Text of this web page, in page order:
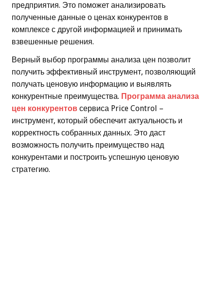
предприятия. Это поможет анализировать
полученные данные о ценах конкурентов в
комплексе с другой информацией и принимать
взвешенные решения.
Верный выбор программы анализа цен позволит
получить эффективный инструмент, позволяющий
получать ценовую информацию и выявлять
конкурентные преимущества. Программа анализа
цен конкурентов сервиса Price Control –
инструмент, который обеспечит актуальность и
корректность собранных данных. Это даст
возможность получить преимущество над
конкурентами и построить успешную ценовую
стратегию.